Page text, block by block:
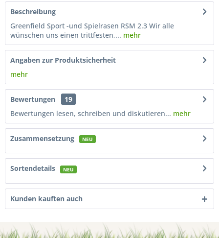
Beschreibung
Greenfield Sport -und Spielrasen RSM 2.3 Wir alle
wünschen uns einen trittfesten,... mehr
Angaben zur Produktsicherheit
mehr
Bewertungen
19
Bewertungen lesen, schreiben und diskutieren... mehr
Zusammensetzung NEU
Sortendetails NEU
Kunden kauften auch